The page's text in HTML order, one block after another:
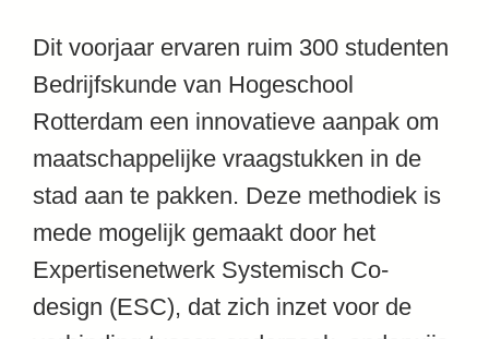
Dit voorjaar ervaren ruim 300 studenten
Bedrijfskunde van Hogeschool
Rotterdam een innovatieve aanpak om
maatschappelijke vraagstukken in de
stad aan te pakken. Deze methodiek is
mede mogelijk gemaakt door het
Expertisenetwerk Systemisch Co-
design (ESC), dat zich inzet voor de